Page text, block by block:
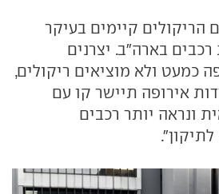
הריקולים קיימים בעיקר
בארה"ב. יצרנים
כמעט ולא מוציאים ריקולים,
אירופה תיישר קו עם
ונראה יותר רכבים